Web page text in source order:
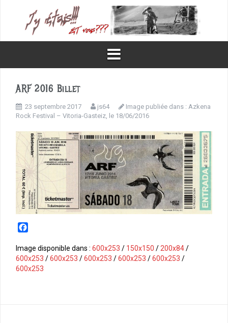
ARF 2016 Billet
23 septembre 2017 js64 Image publiée dans : Azkena
Rock Festival – Vitoria-Gasteiz, le 18/06/2016
c
e
b
Image disponible dans : 600x253 / 150x150 / 200x84/
600x253 /600x253 /600x253 /600x253 /600x253 /
600x253